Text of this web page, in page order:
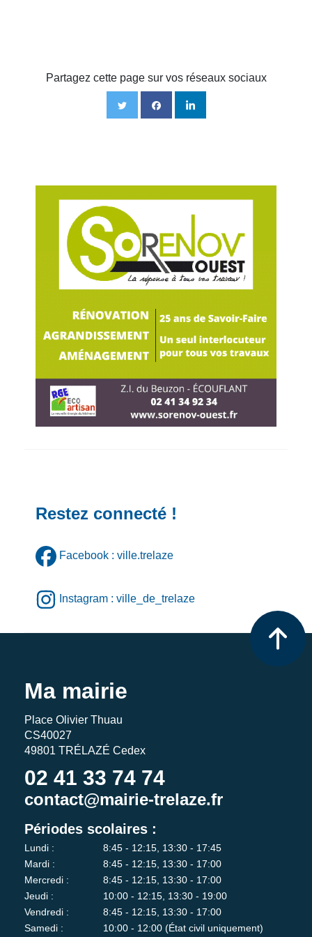
Partagez cette page sur vos réseaux sociaux
Restez connecté !
Facebook : ville.trelaze
Instagram : ville_de_trelaze
Ma mairie
Place Olivier Thuau
CS40027
49801 TRÉLAZÉ Cedex
02 41 33 74 74
contact@mairie-trelaze.fr
Périodes scolaires :
Lundi :
8:45 - 12:15, 13:30 - 17:45
Mardi :
8:45 - 12:15, 13:30 - 17:00
Mercredi :
8:45 - 12:15, 13:30 - 17:00
Jeudi :
10:00 - 12:15, 13:30 - 19:00
Vendredi :
8:45 - 12:15, 13:30 - 17:00
Samedi :
10:00 - 12:00 (État civil uniquement)